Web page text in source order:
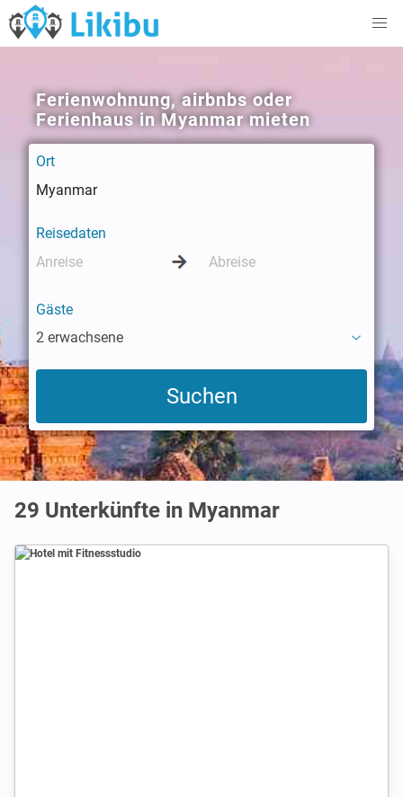
Ferienwohnung, airbnbs oder
Ferienhaus in Myanmar mieten
Ort
Reisedaten
Gäste
2 erwachsene
29 Unterkünfte in Myanmar